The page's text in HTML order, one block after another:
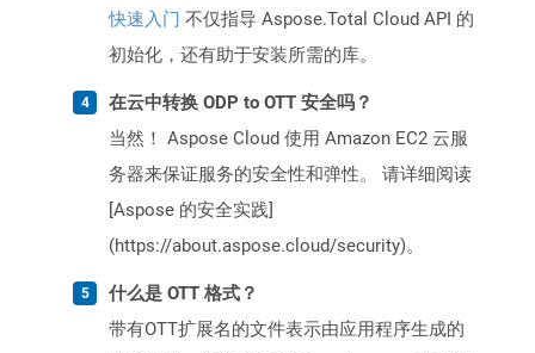
快速入门 不仅指导 Aspose.Total Cloud API 的
初始化，还有助于安装所需的库。
在云中转换 ODP to OTT 安全吗？
当然！ Aspose Cloud 使用 Amazon EC2 云服
务器来保证服务的安全性和弹性。 请详细阅读
[Aspose 的安全实践]
(https://about.aspose.cloud/security)。
什么是 OTT 格式？
带有OTT扩展名的文件表示由应用程序生成的